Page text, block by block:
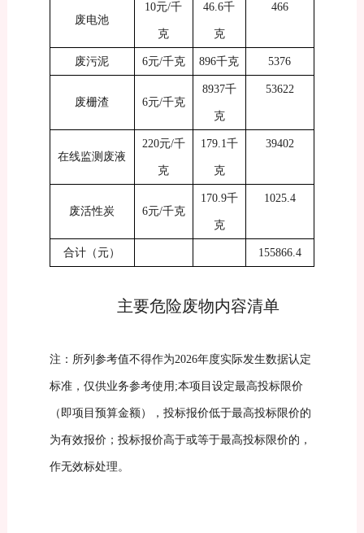
废电池
10元/千
克
46.6千
克
466
废污泥 6元/千克 896千克 5376
废栅渣 6元/千克
8937千
克
53622
在线监测废液
220元/千
克
179.1千
克
39402
废活性炭 6元/千克
170.9千
克
1025.4
合计（元） 155866.4
主要危险废物内容清单
注：所列参考值不得作为2026年度实际发生数据认定
标准，仅供业务参考使用;本项目设定最高投标限价
（即项目预算金额），投标报价低于最高投标限价的
为有效报价；投标报价高于或等于最高投标限价的，
作无效标处理。